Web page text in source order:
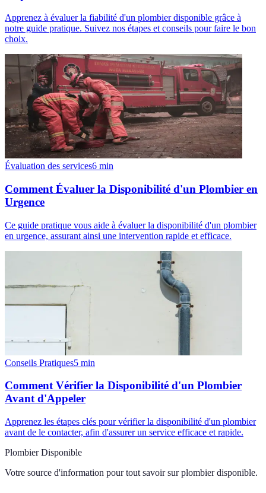
Apprenez à évaluer la fiabilité d'un plombier disponible grâce à
notre guide pratique. Suivez nos étapes et conseils pour faire le bon
choix.
Évaluation des services6 min
Comment Évaluer la Disponibilité d'un Plombier en
Urgence
Ce guide pratique vous aide à évaluer la disponibilité d'un plombier
en urgence, assurant ainsi une intervention rapide et efficace.
Conseils Pratiques5 min
Comment Vérifier la Disponibilité d'un Plombier
Avant d'Appeler
Apprenez les étapes clés pour vérifier la disponibilité d'un plombier
avant de le contacter, afin d'assurer un service efficace et rapide.
Plombier Disponible
Votre source d'information pour tout savoir sur plombier disponible.